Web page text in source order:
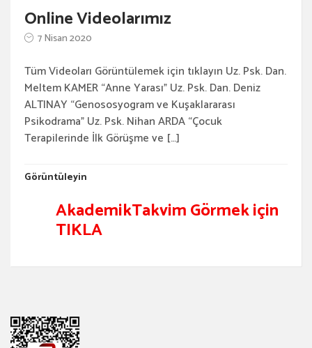
Online Videolarımız
7 Nisan 2020
Tüm Videoları Görüntülemek için tıklayın Uz. Psk. Dan.
Meltem KAMER “Anne Yarası” Uz. Psk. Dan. Deniz
ALTINAY “Genososyogram ve Kuşaklararası
Psikodrama” Uz. Psk. Nihan ARDA “Çocuk
Terapilerinde İlk Görüşme ve […]
Görüntüleyin
AkademikTakvim Görmek için
TIKLA